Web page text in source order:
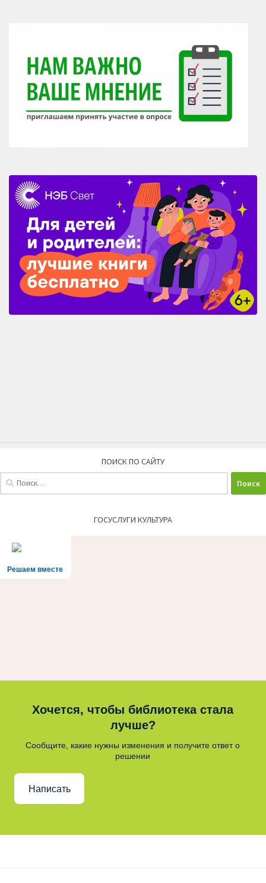
ПОИСК ПО САЙТУ
ГОСУСЛУГИ КУЛЬТУРА
Решаем вместе
Хочется, чтобы библиотека стала
лучше?
Сообщите, какие нужны изменения и получите ответ о
решении
Написать